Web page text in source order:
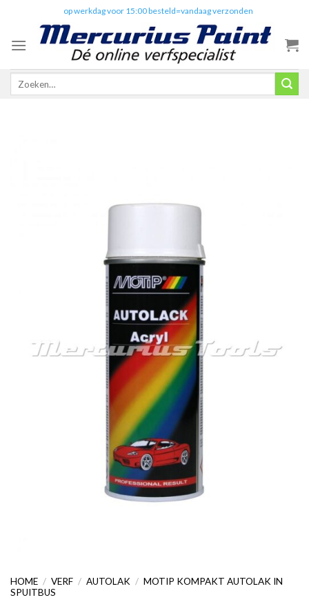
content
op werkdag voor 15:00 besteld=vandaag verzonden
Zoeken
HOME / VERF / AUTOLAK / MOTIP KOMPAKT AUTOLAK IN
SPUITBUS